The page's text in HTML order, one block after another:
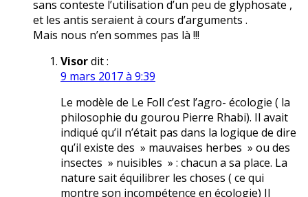
sans conteste l’utilisation d’un peu de glyphosate ,
et les antis seraient à cours d’arguments .
Mais nous n’en sommes pas là !!!
Visordit :
9 mars 2017 à 9:39
Le modèle de Le Foll c’est l’agro- écologie ( la
philosophie du gourou Pierre Rhabi). Il avait
indiqué qu’il n’était pas dans la logique de dire
qu’il existe des » mauvaises herbes » ou des
insectes » nuisibles » : chacun a sa place. La
nature sait équilibrer les choses ( ce qui
montre son incompétence en écologie) Il